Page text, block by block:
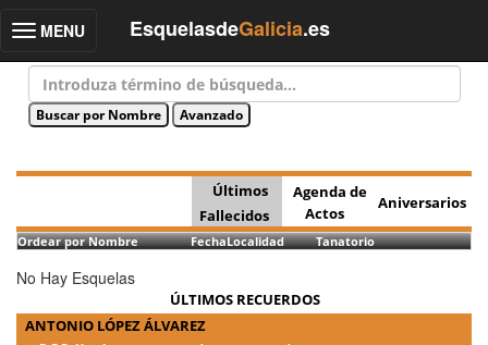
Toggle
MENU EsquelasdeGalicia.es
Últimos
Fallecidos
Agenda de
Actos
Aniversarios
Ordear por Nombre FechaLocalidad Tanatorio
No Hay Esquelas
ÚLTIMOS RECUERDOS
ANTONIO LÓPEZ ÁLVAREZ